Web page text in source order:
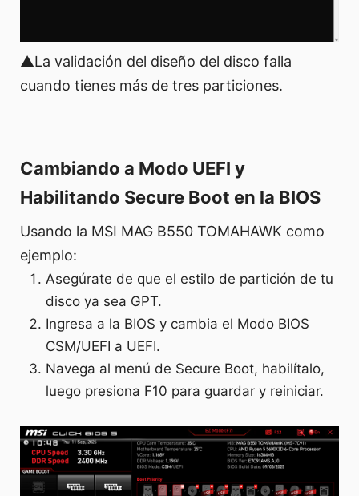
▲La validación del diseño del disco falla
cuando tienes más de tres particiones.
Cambiando a Modo UEFI y
Habilitando Secure Boot en la BIOS
Usando la MSI MAG B550 TOMAHAWK como
ejemplo:
Asegúrate de que el estilo de partición de tu
disco ya sea GPT.
Ingresa a la BIOS y cambia el Modo BIOS
CSM/UEFI a UEFI.
Navega al menú de Secure Boot, habilítalo,
luego presiona F10 para guardar y reiniciar.